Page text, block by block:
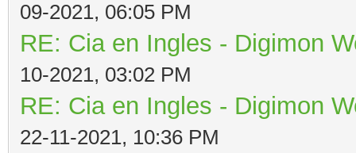
09-2021, 06:05 PM
RE: Cia en Ingles - Digimon
10-2021, 03:02 PM
RE: Cia en Ingles - Digimon
22-11-2021, 10:36 PM